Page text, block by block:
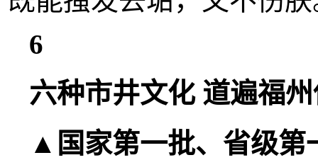
6
六种市井文化 道遍福
▲国家第一批、省级第